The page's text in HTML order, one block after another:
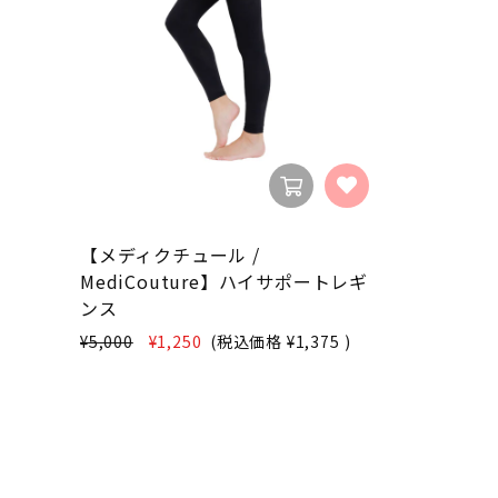
【メディクチュール /
MediCouture】ハイサポートレギ
ンス
¥5,000 ¥1,250 (税込価格 ¥1,375 )